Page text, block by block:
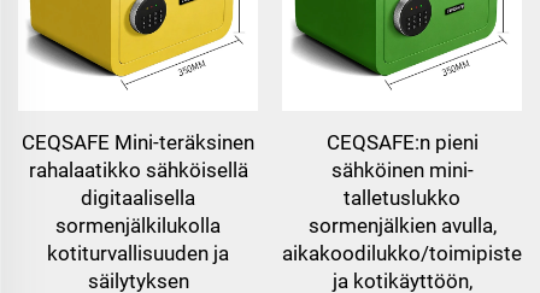
CEQSAFE Mini-teräksinen
rahalaatikko sähköisellä
digitaalisella
sormenjälkilukolla
kotiturvallisuuden ja
säilytyksen
CEQSAFE:n pieni
sähköinen mini-
talletuslukko
sormenjälkien avulla,
aikakoodilukko/
ja kotikäyttöön,